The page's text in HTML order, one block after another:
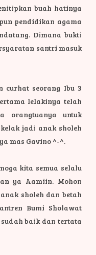
buah hatinya
pendidikan agama
Dimana bukti
santri masuk
curhat seorang Ibu 3
lelakinya telah
orangtuanya untuk
jadi anak sholeh
mas Gavino ^-^.
kita semua selalu
ya Aamiin. Mohon
sholeh dan betah
Bumi Sholawat
baik dan tertata